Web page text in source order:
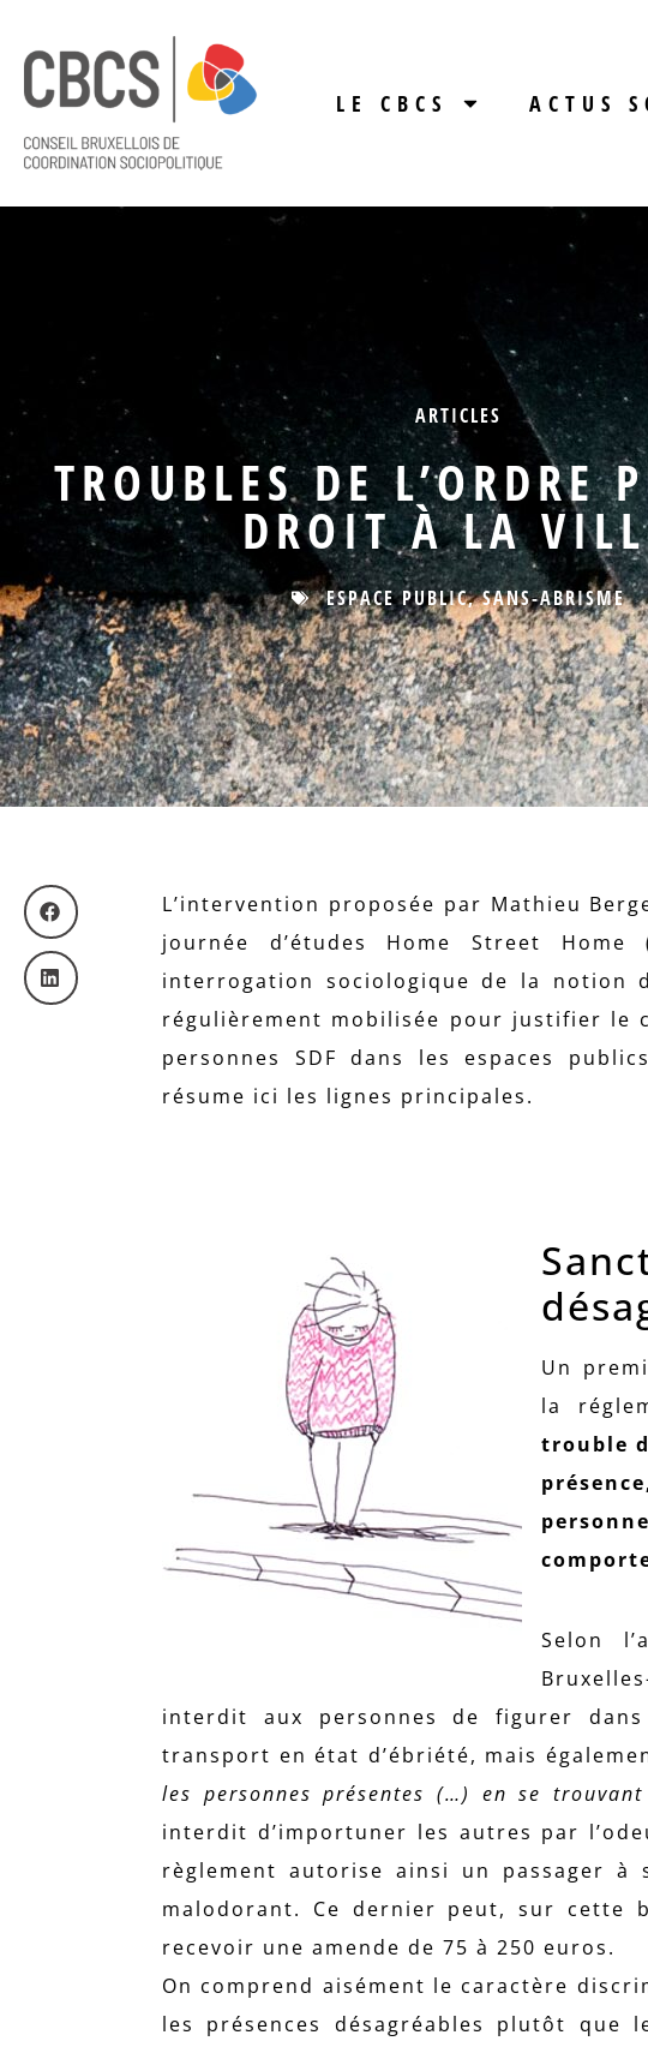
LE CBCS ACTUS
ARTICLES
TROUBLES DE L’ORDRE
DROIT À LA
ESPACE PUBLIC,SANS-ABRISME
L’intervention proposée par Mathieu
journée d’études Home Street
interrogation sociologique de la notion
régulièrement mobilisée pour justifier le
personnes SDF dans les espaces
résume ici les lignes principales.
Un
la
trouble
Selon
interdit aux personnes de figurer
transport en état d’ébriété, mais
les personnes présentes (…) en se
interdit d’importuner les autres par
règlement autorise ainsi un passager à
malodorant. Ce dernier peut, sur cette
recevoir une amende de 75 à 250 euros.
On comprend aisément le caractère
les présences désagréables plutôt que